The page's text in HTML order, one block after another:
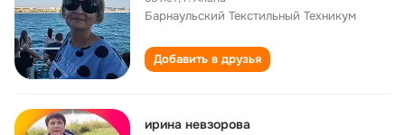
Барнаульский Текстильный Техникум
Добавить в друзья
ирина невзорова